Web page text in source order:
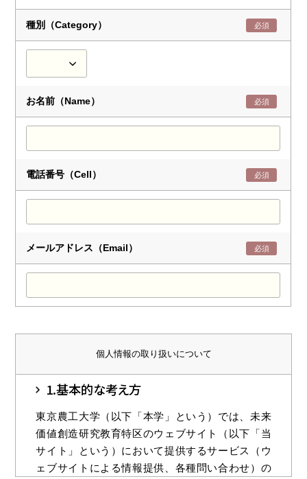
必須
種別（Category）
必須
お名前（Name）
必須
電話番号（Cell）
必須
メールアドレス（Email）
個人情報の取り扱いについて
1.基本的な考え方
東京農工大学（以下「本学」という）では、未来
価値創造研究教育特区のウェブサイト（以下「当
サイト」という）において提供するサービス（ウ
ェブサイトによる情報提供、各種問い合わせ）の